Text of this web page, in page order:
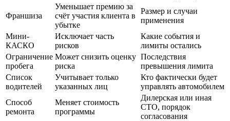
Франшиза
Уменьшает премию за
счёт участия клиента в
убытке
Размер и случаи
применения
Мини-
КАСКО
Исключает часть
рисков
Какие события и
лимиты остались
Ограничение
пробега
Может снизить оценку
риска
Последствия
превышения лимита
Список
водителей
Учитывает только
указанных лиц
Кто фактически будет
управлять автомобилем
Способ
ремонта
Меняет стоимость
программы
Дилерская или иная
СТО, порядок
согласования